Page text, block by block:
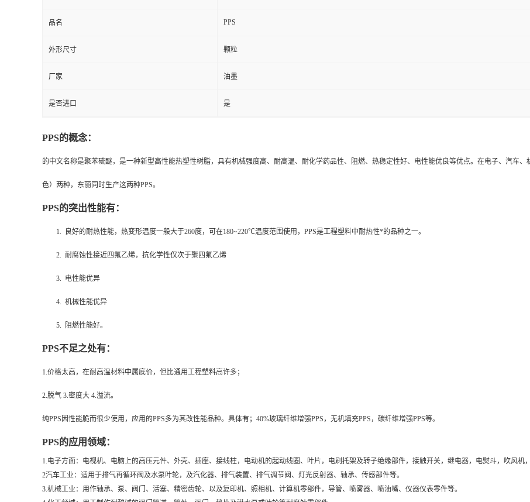
品名 PPS
外形尺寸 颗粒
厂家 油墨
是否进口 是
PPS的概念：
的中文名称是聚苯硫醚，是一种新型高性能热塑性树脂，具有机械强度高、耐高温、耐化学药品性、阻燃、热稳定性好、电性能优良等优点。在电子、汽车
色）两种，东丽同时生产这两种PPS。
PPS的突出性能有：
1. 良好的耐热性能，热变形温度一般大于260度，可在180~220℃温度范围使用，PPS是工程塑料中耐热性*的品种之一。
2. 耐腐蚀性接近四氟乙烯，抗化学性仅次于聚四氟乙烯
3. 电性能优异
4. 机械性能优异
5. 阻燃性能好。
PPS不足之处有：
1.价格太高，在耐高温材料中属底价，但比通用工程塑料高许多；
2.脱气 3.密度大 4.溢流。
纯PPS因性能脆而很少使用，应用的PPS多为其改性能品种。具体有；40%玻璃纤维增强PPS，无机填充PPS，碳纤维增强PPS等。
PPS的应用领域：
1.电子方面：电视机、电脑上的高压元件、外壳、插座、接线柱，电动机的起动线圈、叶片，电刷托架及转子绝缘部件，接触开关，继电器，电熨斗，吹风机
2汽车工业：适用于排气再循环阀及水泵叶轮，及汽化器、排气装置、排气调节阀、灯光反射器、轴承、传感部件等。
3.机械工业：用作轴承、泵、阀门、活塞、精密齿轮、以及复印机、照相机、计算机零部件，导管、喷雾器、喷油嘴、仪器仪表零件等。